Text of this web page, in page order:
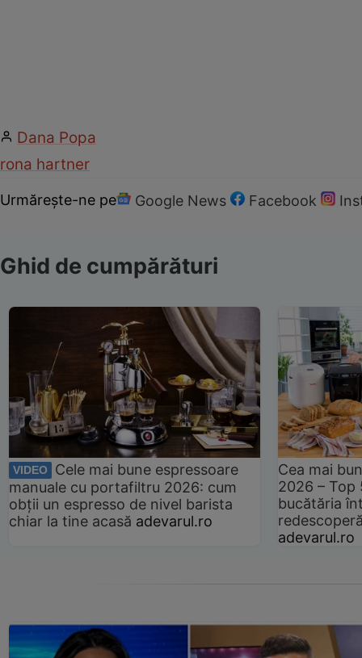
Dana Popa
rona hartner
Urmărește-ne pe Google News Facebook
Ghid de cumpărături
VIDEO
Cele mai bune espressoare
manuale cu portafiltru 2026: cum
obții un espresso de nivel barista
chiar la tine acasă adevarul.ro
Cea mai
2026 –
bucătăria
adevarul.ro